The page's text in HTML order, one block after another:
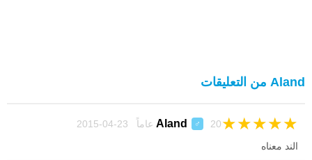
Aland من التعليقات
Aland ♂ 20 عاماً 23-04-2015 ★
★
★
★
★
الند معناه